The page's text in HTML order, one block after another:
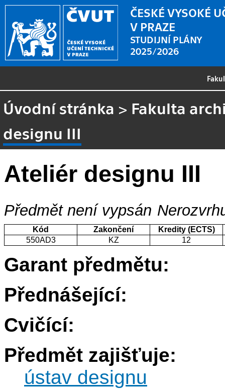
ČESKÉ VYSOKÉ
V PRAZE
STUDIJNÍ PLÁNY
2025/2026
Úvodní stránka > Fakulta
designu III
Ateliér designu III
Předmět není vypsán
Kód Zakončení
Kredity (ECTS)
550AD3
KZ 12
Garant předmětu:
Přednášející:
Cvičící:
Předmět zajišťuje:
ústav designu